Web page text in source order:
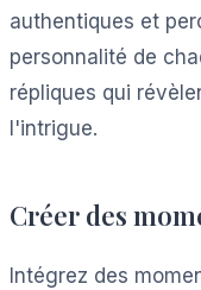
authentiques et
personnalité de
répliques qui
l'intrigue.
Créer des
Intégrez des